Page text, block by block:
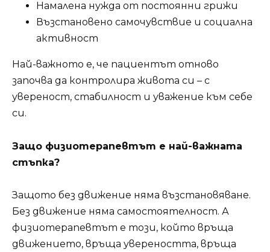
Намалена нужда от постоянни грижи
Възстановено самочувствие и социална
активност
Най-важното е, че пациентът отново
започва да контролира живота си – с
увереност, стабилност и уважение към себе
си.
Защо физиотерапевтът е най-важната
стъпка?
Защото без движение няма възстановяване.
Без движение няма самостоятелност. А
физиотерапевтът е този, който връща
движението, връща увереността, връща